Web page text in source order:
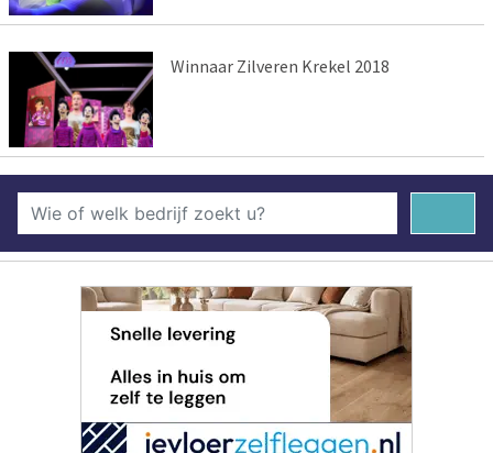
Winnaar Zilveren Krekel 2018